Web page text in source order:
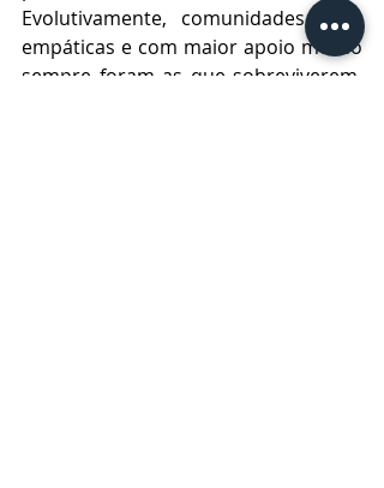
Evolutivamente, comunidades mais
empáticas e com maior apoio mútuo
sempre foram as que sobreviverem,